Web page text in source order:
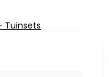
Tuinsets